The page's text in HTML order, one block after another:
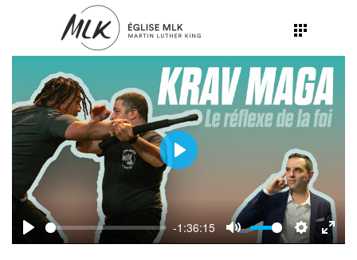
Play
-1:36:15
Mute Settings
Play